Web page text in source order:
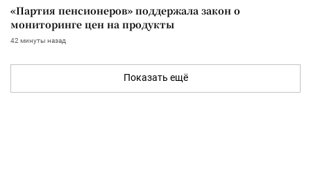
«Партия пенсионеров» поддержала закон о
мониторинге цен на продукты
42 минуты назад
Показать ещё